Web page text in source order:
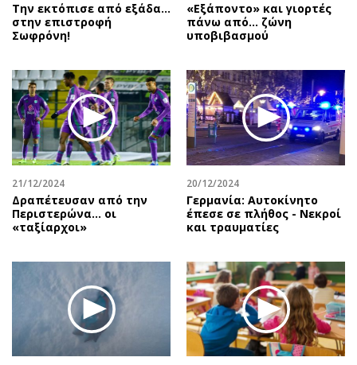
Την εκτόπισε από εξάδα…
στην επιστροφή
Σωφρόνη!
«Εξάποντο» και γιορτές
πάνω από… ζώνη
υποβιβασμού
21/12/2024
Δραπέτευσαν από την
Περιστερώνα… οι
«ταξίαρχοι»
20/12/2024
Γερμανία: Αυτοκίνητο
έπεσε σε πλήθος - Νεκροί
και τραυματίες